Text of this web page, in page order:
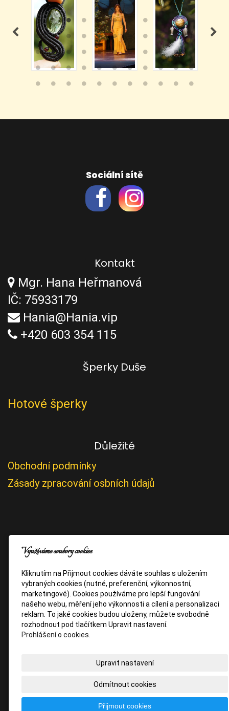
Sociální sítě
Kontakt
Mgr. Hana Heřmanová
IČ: 75933179
Hania@Hania.vip
+420 603 354 115
Šperky Duše
Hotové šperky
Důležité
Obchodní podmínky
Zásady zpracování osbních údajů
Využíváme soubory cookies
Kliknutím na Přijmout cookies dáváte souhlas s uložením
vybraných cookies (nutné, preferenční, výkonnostní,
marketingové). Cookies používáme pro lepší fungování
našeho webu, měření jeho výkonnosti a cílení a personalizaci
reklam. To jaké cookies budou uloženy, můžete svobodně
rozhodnout pod tlačítkem Upravit nastavení.
Prohlášení o cookies.
Upravit nastavení
Odmítnout cookies
Přijmout cookies